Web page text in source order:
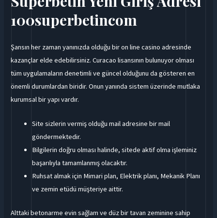
100superbetincom
Şansın her zaman yanınızda olduğu bir on line casino adresinde
kazançlar elde edebilirsiniz. Curacao lisansının bulunuyor olması
tüm uygulamaların denetimli ve güncel olduğunu da gösteren en
önemli durumlardan biridir. Onun yanında sistem üzerinde mutlaka
kurumsal bir yapı vardır.
Site sizlerin vermiş olduğu mail adresine bir mail
göndermektedir.
Bilgilerin doğru olması halinde, sitede aktif olma işleminiz
başarılıyla tamamlanmış olacaktır.
Ruhsat almak için Mimari plan, Elektrik planı, Mekanik Planı
ve zemin etüdü müşteriye aittir.
Alttaki betonarme evin sağlam ve düz bir tavan zeminine sahip